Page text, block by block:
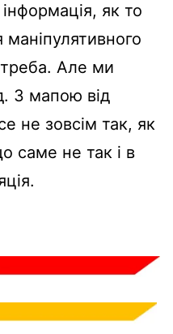
як то
Але ми
З мапою від
не зовсім так, як
саме не так і в